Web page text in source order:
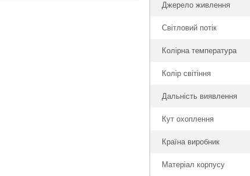
Джерело живлення
Світловий потік
Колірна температура
Колір світіння
Дальність виявлення
Кут охоплення
Країна виробник
Матеріал корпусу